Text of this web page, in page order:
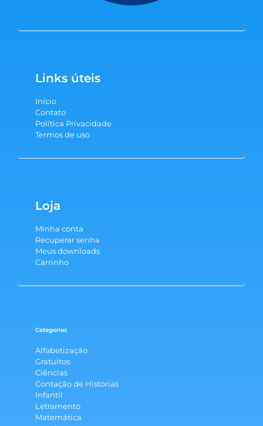
Links úteis
Início
Contato
Política Privacidade
Termos de uso
Loja
Minha conta
Recuperar senha
Meus downloads
Carrinho
Categorias
Alfabetização
Gratuitos
Ciências
Contação de Histórias
Infantil
Letramento
Matemática